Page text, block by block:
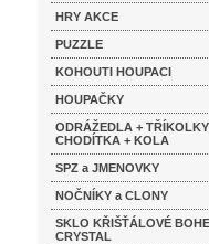
HRY AKCE
PUZZLE
KOHOUTI HOUPACI
HOUPAČKY
ODRÁŽEDLA +
CHODÍTKA + KOLA
SPZ a JMENOVKY
NOČNÍKY a CLONY
SKLO KŘIŠŤÁLOVÉ
CRYSTAL